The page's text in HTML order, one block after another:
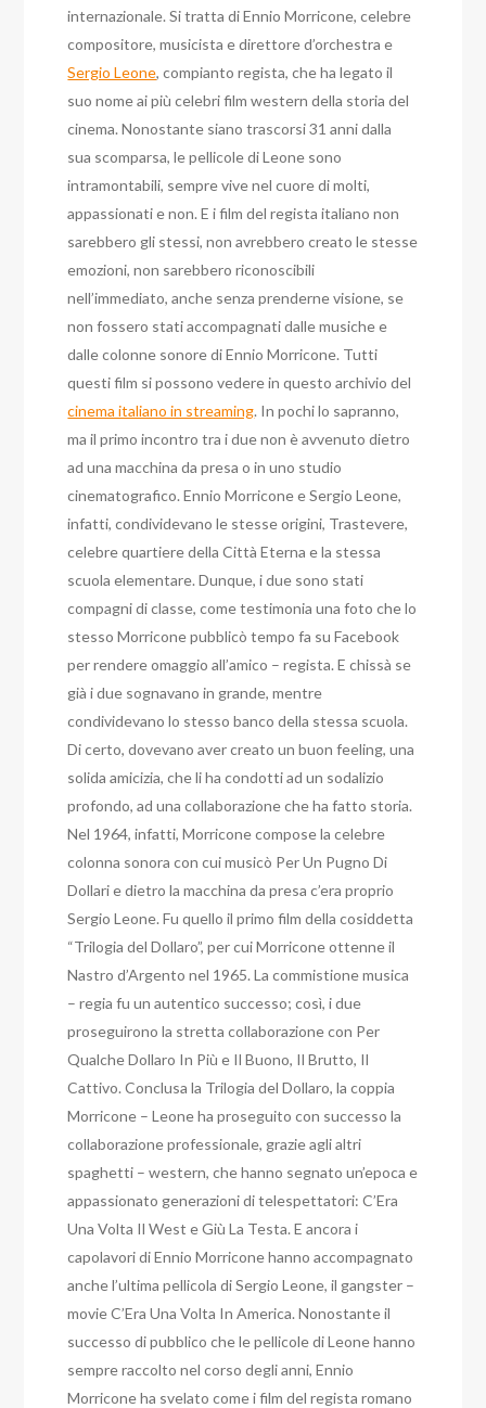
internazionale. Si tratta di Ennio Morricone, celebre
compositore, musicista e direttore d’orchestra e
Sergio Leone, compianto regista, che ha legato il
suo nome ai più celebri film western della storia del
cinema. Nonostante siano trascorsi 31 anni dalla
sua scomparsa, le pellicole di Leone sono
intramontabili, sempre vive nel cuore di molti,
appassionati e non. E i film del regista italiano non
sarebbero gli stessi, non avrebbero creato le stesse
emozioni, non sarebbero riconoscibili
nell’immediato, anche senza prenderne visione, se
non fossero stati accompagnati dalle musiche e
dalle colonne sonore di Ennio Morricone. Tutti
questi film si possono vedere in questo archivio del
cinema italiano in streaming. In pochi lo sapranno,
ma il primo incontro tra i due non è avvenuto dietro
ad una macchina da presa o in uno studio
cinematografico. Ennio Morricone e Sergio Leone,
infatti, condividevano le stesse origini, Trastevere,
celebre quartiere della Città Eterna e la stessa
scuola elementare. Dunque, i due sono stati
compagni di classe, come testimonia una foto che lo
stesso Morricone pubblicò tempo fa su Facebook
per rendere omaggio all’amico – regista. E chissà se
già i due sognavano in grande, mentre
condividevano lo stesso banco della stessa scuola.
Di certo, dovevano aver creato un buon feeling, una
solida amicizia, che li ha condotti ad un sodalizio
profondo, ad una collaborazione che ha fatto storia.
Nel 1964, infatti, Morricone compose la celebre
colonna sonora con cui musicò Per Un Pugno Di
Dollari e dietro la macchina da presa c’era proprio
Sergio Leone. Fu quello il primo film della cosiddetta
“Trilogia del Dollaro”, per cui Morricone ottenne il
Nastro d’Argento nel 1965. La commistione musica
– regia fu un autentico successo; così, i due
proseguirono la stretta collaborazione con Per
Qualche Dollaro In Più e Il Buono, Il Brutto, Il
Cattivo. Conclusa la Trilogia del Dollaro, la coppia
Morricone – Leone ha proseguito con successo la
collaborazione professionale, grazie agli altri
spaghetti – western, che hanno segnato un’epoca e
appassionato generazioni di telespettatori: C’Era
Una Volta Il West e Giù La Testa. E ancora i
capolavori di Ennio Morricone hanno accompagnato
anche l’ultima pellicola di Sergio Leone, il gangster –
movie C’Era Una Volta In America. Nonostante il
successo di pubblico che le pellicole di Leone hanno
sempre raccolto nel corso degli anni, Ennio
Morricone ha svelato come i film del regista romano